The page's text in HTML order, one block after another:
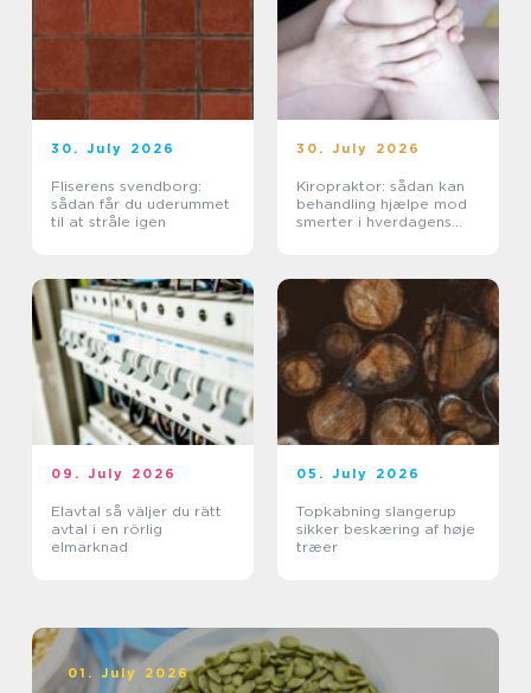
30. July 2026
Fliserens svendborg:
sådan får du uderummet
til at stråle igen
30. July 2026
Kiropraktor: sådan kan
behandling hjælpe mod
smerter i hverdagens
09. July 2026
Elavtal så väljer du rätt
avtal i en rörlig
elmarknad
05. July 2026
Topkabning slangerup
sikker beskæring af høje
træer
01. July 2026